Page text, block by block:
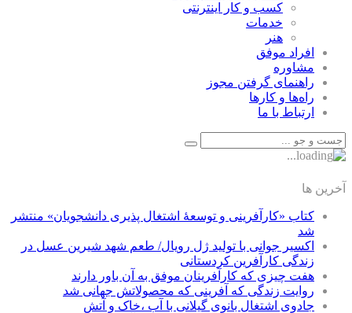
كسب و كار اينترنتی
خدمات
هنر
افراد موفق
مشاوره
راهنمای گرفتن مجوز
راه‌ها و كارها
ارتباط با ما
آخرین ها
کتاب «کارآفرینی و توسعۀ اشتغال پذیری دانشجویان» منتشر
شد
اکسیر جوانی با تولید ژل رویال/ طعم شهد شیرین عسل‌ در
زندگی کارآفرین کردستانی
هفت چیزی که کارآفرینان موفق به آن باور دارند
روایت زندگی که آفرینی که محصولاتش جهانی شد
جادوی اشتغال بانوی گیلانی با آب ،خاک و آتش